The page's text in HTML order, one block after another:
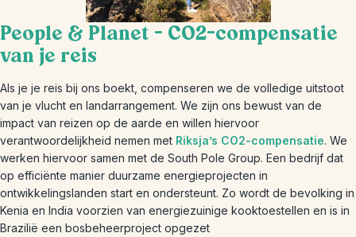
People & Planet – CO2-compensatie
van je reis
Als je je reis bij ons boekt, compenseren we de volledige uitstoot
van je vlucht en landarrangement. We zijn ons bewust van de
impact van reizen op de aarde en willen hiervoor
verantwoordelijkheid nemen met Riksja’s CO2-compensatie. We
werken hiervoor samen met de South Pole Group. Een bedrijf dat
op efficiënte manier duurzame energieprojecten in
ontwikkelingslanden start en ondersteunt. Zo wordt de bevolking in
Kenia en India voorzien van energiezuinige kooktoestellen en is in
Brazilië een bosbeheerproject opgezet